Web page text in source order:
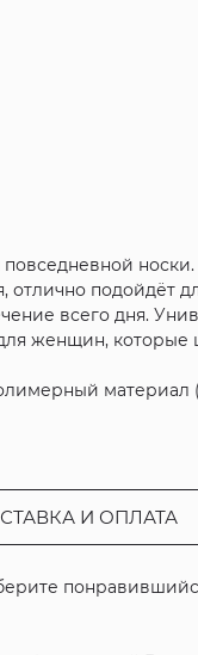
подойдёт
всего дня.
женщин, которые
И ОПЛАТА